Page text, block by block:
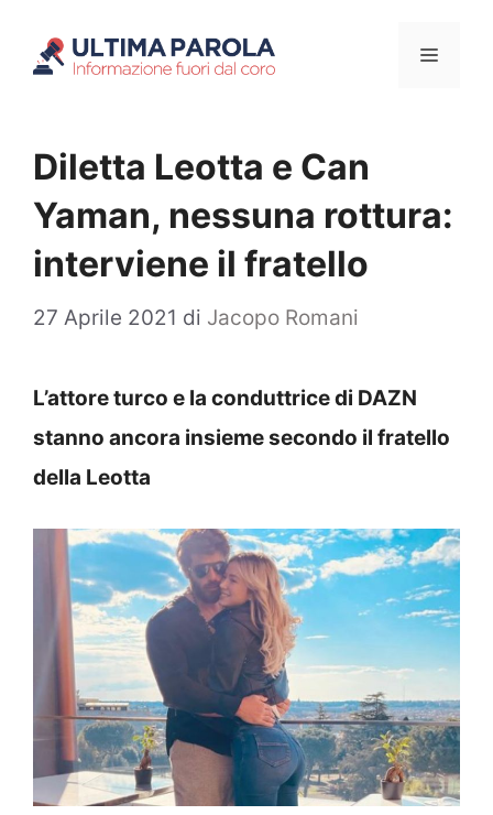
Menu
Diletta Leotta e Can
Yaman, nessuna rottura:
interviene il fratello
27 Aprile 2021 di Jacopo Romani
L’attore turco e la conduttrice di DAZN
stanno ancora insieme secondo il fratello
della Leotta